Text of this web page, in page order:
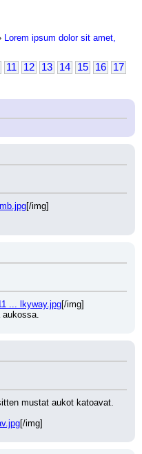
Lorem ipsum dolor sit amet,
11 12 13 14 15 16
17
[/img]
... lkyway.jpg[/img]
aukossa.
mustat aukot katoavat.
[/img]